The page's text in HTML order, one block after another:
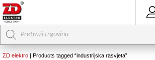
Products
search
ZD elektro | Products tagged “industrijska rasvjeta”